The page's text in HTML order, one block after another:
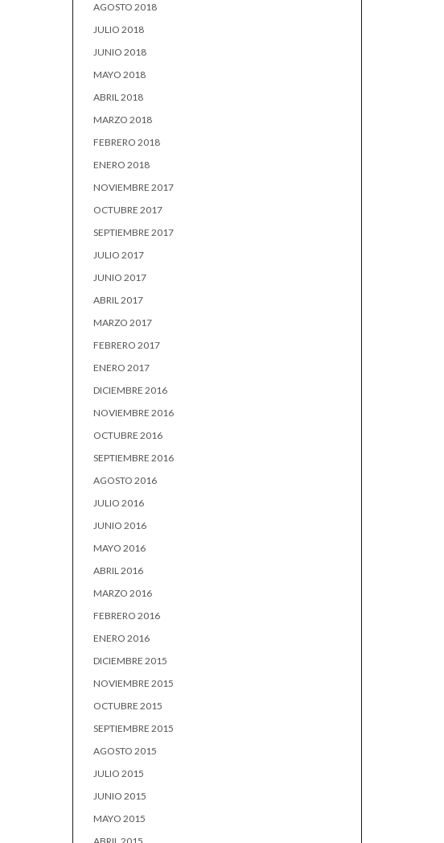
AGOSTO 2018
JULIO 2018
JUNIO 2018
MAYO 2018
ABRIL 2018
MARZO 2018
FEBRERO 2018
ENERO 2018
NOVIEMBRE 2017
OCTUBRE 2017
SEPTIEMBRE 2017
JULIO 2017
JUNIO 2017
ABRIL 2017
MARZO 2017
FEBRERO 2017
ENERO 2017
DICIEMBRE 2016
NOVIEMBRE 2016
OCTUBRE 2016
SEPTIEMBRE 2016
AGOSTO 2016
JULIO 2016
JUNIO 2016
MAYO 2016
ABRIL 2016
MARZO 2016
FEBRERO 2016
ENERO 2016
DICIEMBRE 2015
NOVIEMBRE 2015
OCTUBRE 2015
SEPTIEMBRE 2015
AGOSTO 2015
JULIO 2015
JUNIO 2015
MAYO 2015